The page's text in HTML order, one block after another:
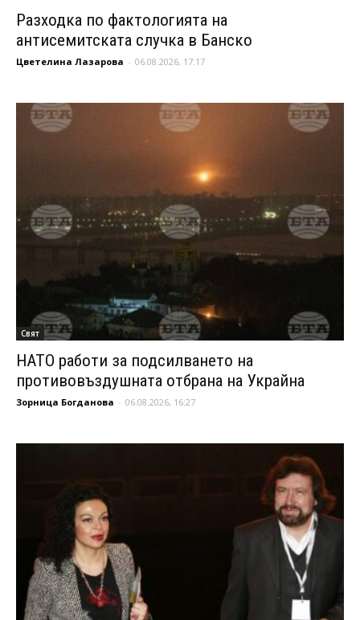
Разходка по фактологията на
антисемитската случка в Банско
Цветелина Лазарова - 06.08.2026, 17:17
Свят
НАТО работи за подсилването на
противовъздушната отбрана на Украйна
Зорница Богданова - 06.08.2026, 16:27